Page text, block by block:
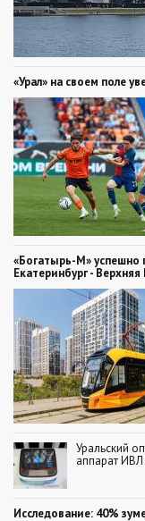
«Урал» на своем поле
«Богатырь-М» успешно
Екатеринбург -
Уральский
аппарат
Исследование: 40%